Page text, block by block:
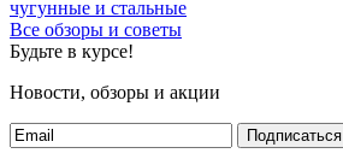
чугунные и стальные
Все обзоры и советы
Будьте в курсе!
Новости, обзоры и акции
Подписаться